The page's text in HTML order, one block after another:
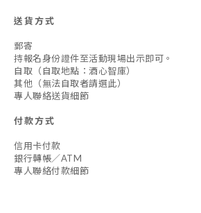
送貨方式
郵寄
持報名身份證件至活動現場出示即可。
自取（自取地點：酒心智庫）
其他（無法自取者請選此）
專人聯絡送貨細節
付款方式
信用卡付款
銀行轉帳／ATM
專人聯絡付款細節